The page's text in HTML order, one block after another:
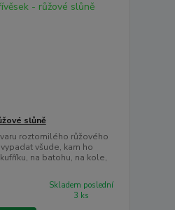
slůně
roztomilého růžového
všude, kam ho
na batohu, na kole,
Skladem poslední
3 ks